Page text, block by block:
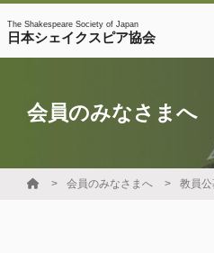
The Shakespeare Society of Japan
日本シェイクスピア協会
会員のみなさまへ
会員のみなさまへ